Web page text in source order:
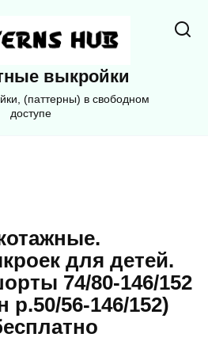
выкройки
(паттерны) в свободном
доступе
для детей.
74/80-146/152
р.50/56-146/152)